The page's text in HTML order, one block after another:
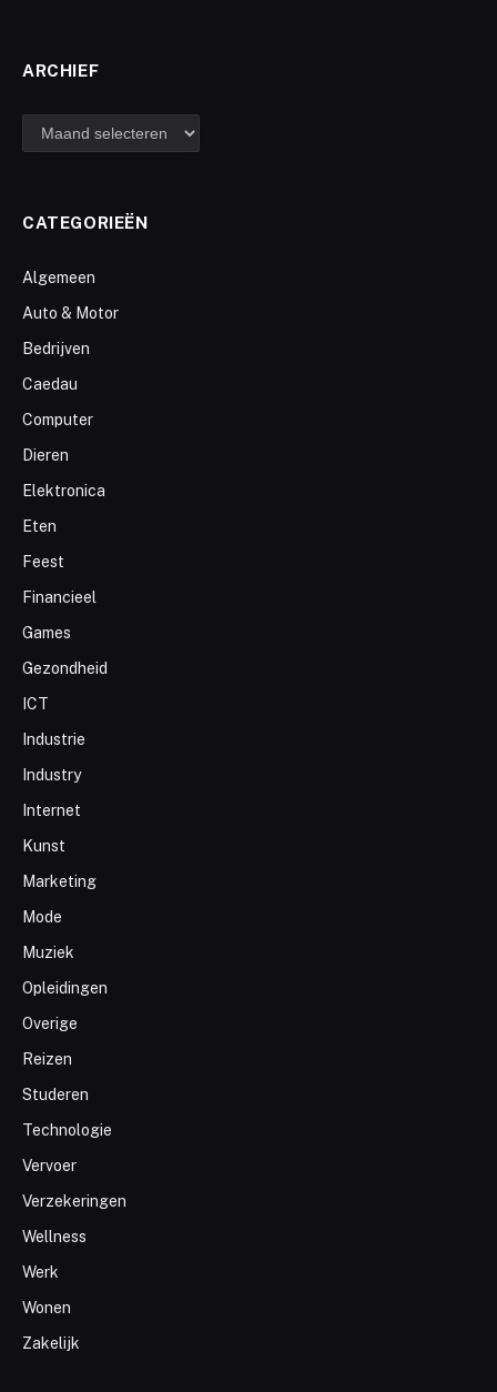
ARCHIEF
archief
CATEGORIEËN
Algemeen
Auto & Motor
Bedrijven
Caedau
Computer
Dieren
Elektronica
Eten
Feest
Financieel
Games
Gezondheid
ICT
Industrie
Industry
Internet
Kunst
Marketing
Mode
Muziek
Opleidingen
Overige
Reizen
Studeren
Technologie
Vervoer
Verzekeringen
Wellness
Werk
Wonen
Zakelijk